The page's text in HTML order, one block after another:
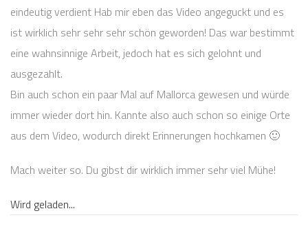
eindeutig verdient Hab mir eben das Video angeguckt und es
ist wirklich sehr sehr sehr schön geworden! Das war bestimmt
eine wahnsinnige Arbeit, jedoch hat es sich gelohnt und
ausgezahlt.
Bin auch schon ein paar Mal auf Mallorca gewesen und würde
immer wieder dort hin. Kannte also auch schon so einige Orte
aus dem Video, wodurch direkt Erinnerungen hochkamen 🙂
Mach weiter so. Du gibst dir wirklich immer sehr viel Mühe!
Wird geladen...